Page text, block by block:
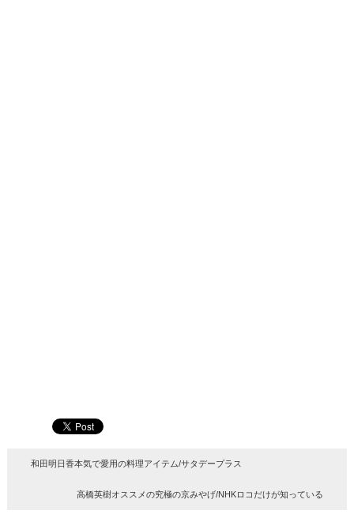
和田明日香本気で愛用の料理アイテム/サタデープラス
高橋英樹オススメの究極の京みやげ/NHKロコだけが知っている